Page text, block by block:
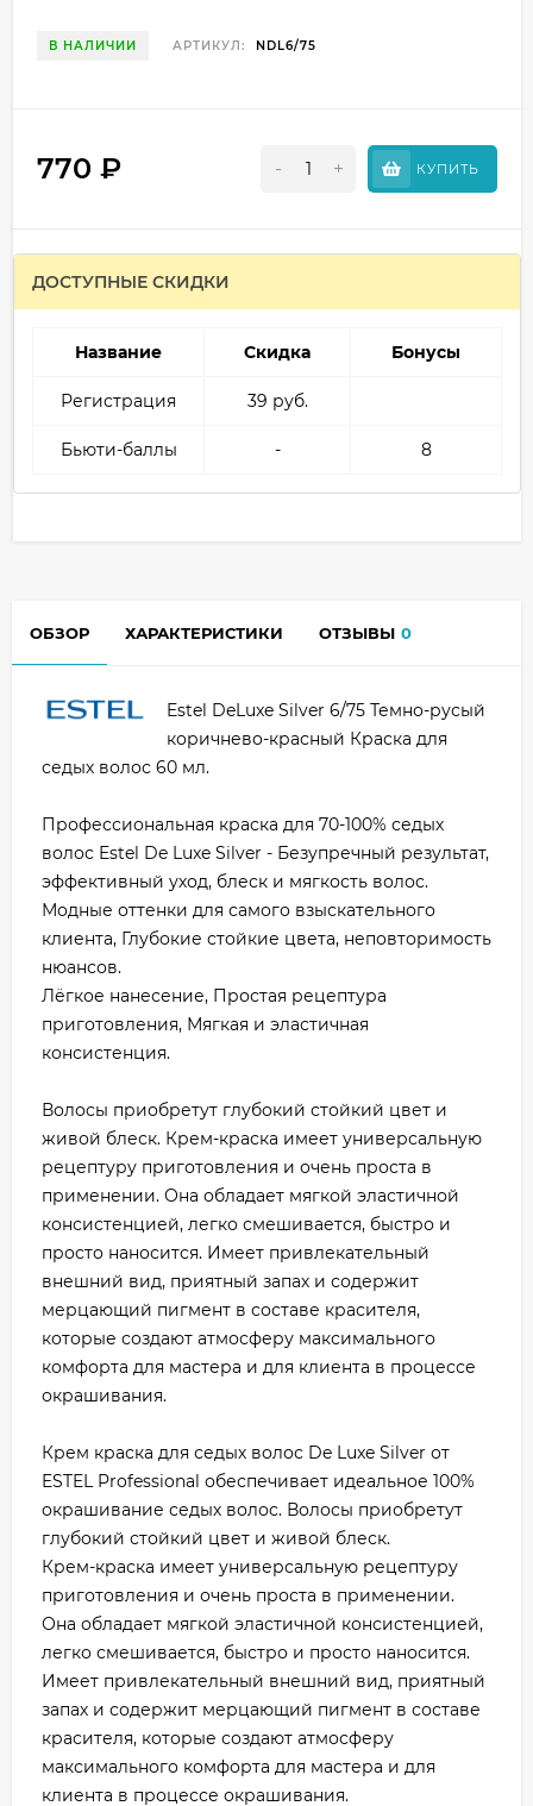
В НАЛИЧИИ АРТИКУЛ: NDL6/75
770 ₽ - + КУПИТЬ
ДОСТУПНЫЕ СКИДКИ
Название Скидка Бонусы
Регистрация 39 руб.
Бьюти-баллы - 8
ОБЗОР ХАРАКТЕРИСТИКИ ОТЗЫВЫ 0
Estel DeLuxe Silver 6/75 Темно-русый
коричнево-красный Краска для
седых волос 60 мл.
Профессиональная краска для 70-100% седых
волос Estel De Luxe Silver - Безупречный результат,
эффективный уход, блеск и мягкость волос.
Модные оттенки для самого взыскательного
клиента, Глубокие стойкие цвета, неповторимость
нюансов.
Лёгкое нанесение, Простая рецептура
приготовления, Мягкая и эластичная
консистенция.
Волосы приобретут глубокий стойкий цвет и
живой блеск. Крем-краска имеет универсальную
рецептуру приготовления и очень проста в
применении. Она обладает мягкой эластичной
консистенцией, легко смешивается, быстро и
просто наносится. Имеет привлекательный
внешний вид, приятный запах и содержит
мерцающий пигмент в составе красителя,
которые создают атмосферу максимального
комфорта для мастера и для клиента в процессе
окрашивания.
Крем краска для седых волос De Luxe Silver от
ESTEL Professional обеспечивает идеальное 100%
окрашивание седых волос. Волосы приобретут
глубокий стойкий цвет и живой блеск.
Крем-краска имеет универсальную рецептуру
приготовления и очень проста в применении.
Она обладает мягкой эластичной консистенцией,
легко смешивается, быстро и просто наносится.
Имеет привлекательный внешний вид, приятный
запах и содержит мерцающий пигмент в составе
красителя, которые создают атмосферу
максимального комфорта для мастера и для
клиента в процессе окрашивания.